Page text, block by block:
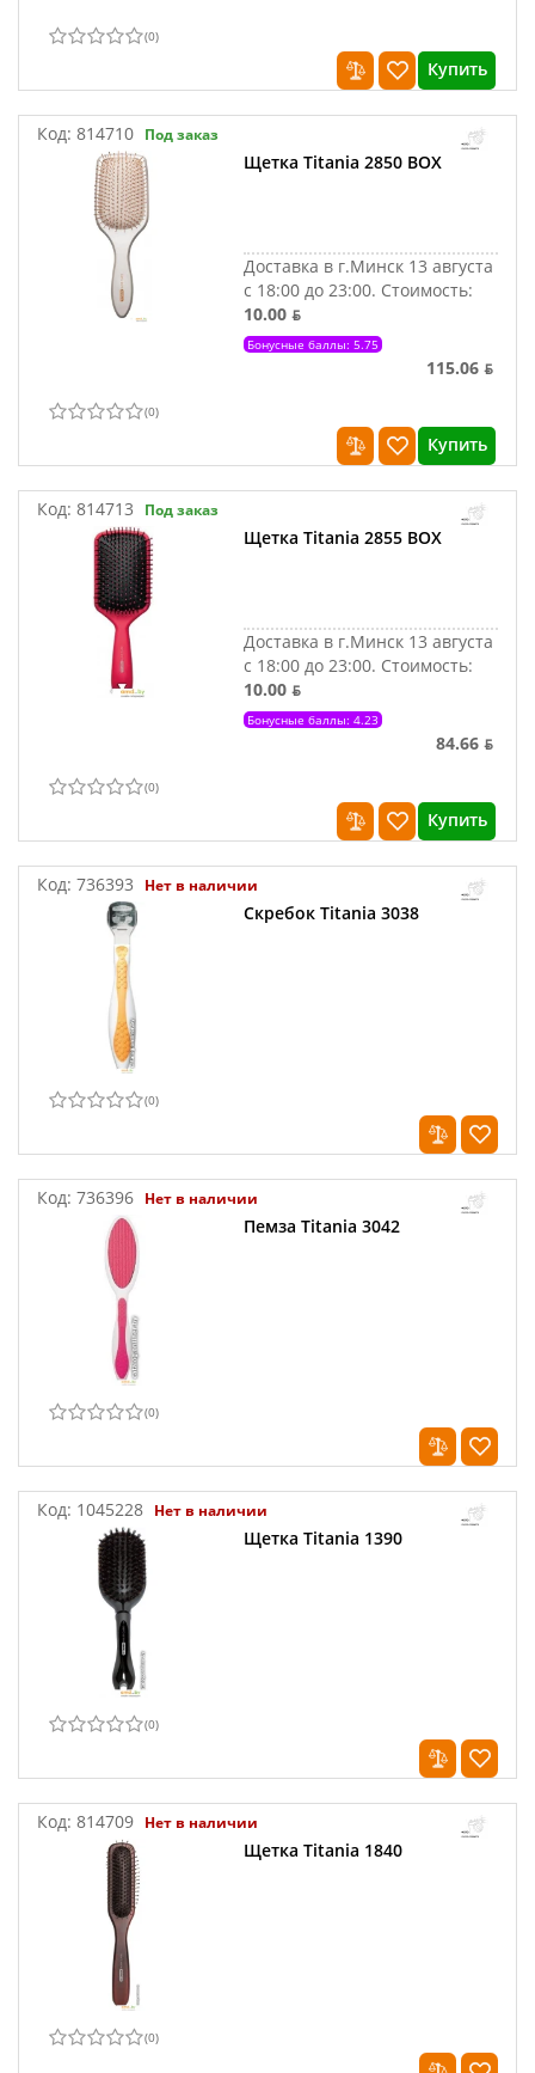
(0)
Купить
Код: 814710 Под заказ
Щетка Titania 2850 BOX
Доставка в г.Минск 13 августа
с 18:00 до 23:00. Стоимость:
10.00 ƃ
Бонусные баллы: 5.75
115.06 ƃ
(0)
Купить
Код: 814713 Под заказ
Щетка Titania 2855 BOX
Доставка в г.Минск 13 августа
с 18:00 до 23:00. Стоимость:
10.00 ƃ
Бонусные баллы: 4.23
84.66 ƃ
(0)
Купить
Код: 736393 Нет в наличии
Скребок Titania 3038
(0)
Код: 736396 Нет в наличии
Пемза Titania 3042
(0)
Код: 1045228 Нет в наличии
Щетка Titania 1390
(0)
Код: 814709 Нет в наличии
Щетка Titania 1840
(0)